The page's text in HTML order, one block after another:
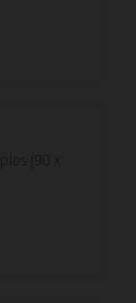
(90 x